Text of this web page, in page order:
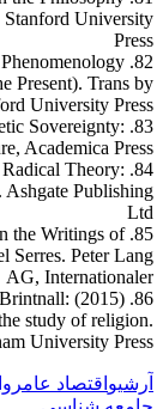
Stanford University
Press
Phenomenology
Present). Trans by
University Press
Sovereignty:
Academica Press
Radical Theory:
Publishing
Ltd
the Writings of
Serres. Peter Lang
AG, Internationaler
Brintnall: (2015)
study of religion.
University Press
آرشیو اقتصاد عام